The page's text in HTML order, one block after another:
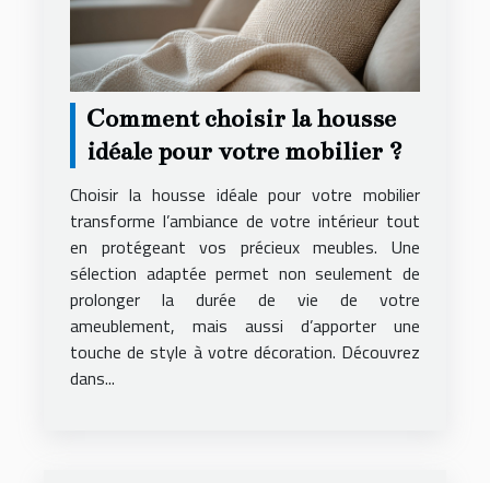
Comment choisir la housse
idéale pour votre mobilier ?
Choisir la housse idéale pour votre mobilier
transforme l’ambiance de votre intérieur tout
en protégeant vos précieux meubles. Une
sélection adaptée permet non seulement de
prolonger la durée de vie de votre
ameublement, mais aussi d’apporter une
touche de style à votre décoration. Découvrez
dans...